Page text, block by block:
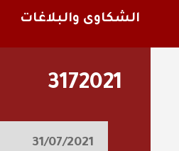
الشكاوى والبلاغات
3172021
31/07/2021